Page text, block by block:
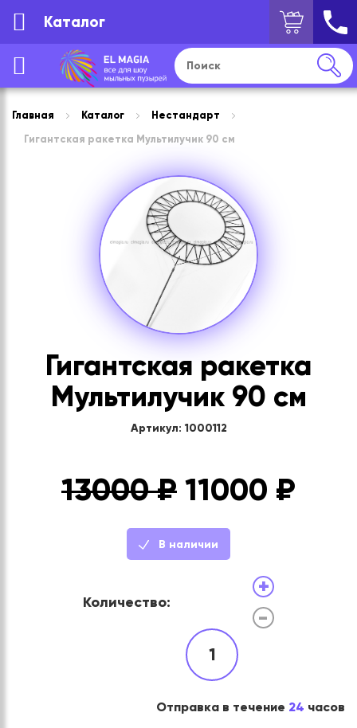
Каталог
Главная Каталог
Нестандарт
Гигантская ракетка Мультилучик 90 см
Гигантская ракетка
Мультилучик 90 см
Артикул: 1000112
13000 ₽ 11000 ₽
В наличии
Количество:
1
+
-
Отправка в течение 24 часов